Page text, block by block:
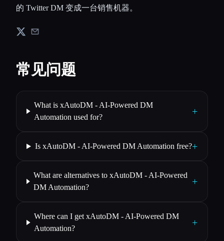
的 Twitter DM 变成一台销售机器。
常见问题
What is xAutoDM - AI-Powered DM
Automation used for?
+
Is xAutoDM - AI-Powered DM Automation free?+
What are alternatives to xAutoDM - AI-Powered
DM Automation?
+
Where can I get xAutoDM - AI-Powered DM
Automation?
+